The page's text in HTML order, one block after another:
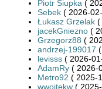
Piotr Siupka (
Sebek ( 2026-
Łukasz Grzelak (
jacekGniezno (
Grzegorz88 (
andrzej-199017
levisss ( 2026-
AdamRy ( 2026-
Metro92 ( 2025-
wwojtekw (